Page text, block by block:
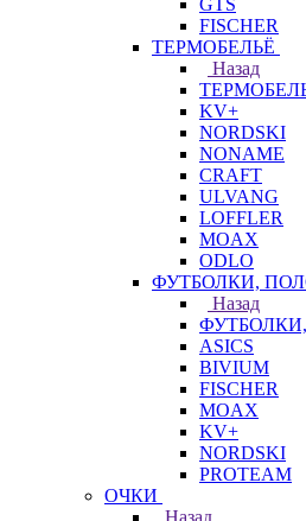
GTS
FISCHER
ТЕРМОБЕЛЬЁ
Назад
KV+
NORDSKI
NONAME
CRAFT
ULVANG
LOFFLER
MOAX
ODLO
ФУТБОЛКИ,
Назад
ASICS
BIVIUM
FISCHER
MOAX
KV+
NORDSKI
PROTEAM
ОЧКИ
Назад